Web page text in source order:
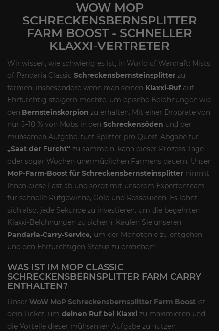
WOW MOP
SCHRECKENSBERNSPLITTER
FARM BOOST - SCHNELLER
KLAXXI-VERTRETER
Wir wissen, wie schwierig es ist, in World of Warcraft: Mists
of Pandaria Classic Schreckensbernsteinsplitter zu
farmen, insbesondere wenn man seinen Klaxxi-Rufauf
Ehrfürchtig steigern möchte, um epische Belohnungen wie
den Bernsteinskorpion zu erhalten. Mit einer Droprate von
nur 5–10 % von Mobs in den Schreckensöden und der
mühsamen Aufgabe, fünf Splitter pro Quest-Abgabe für
„Saat der Furcht“ zu sammeln, kann dieser Prozess Tage
oder sogar Wochen unermüdlichen Farmens dauern. Unser
MoP-Farm-Boost für Schreckensbernsteinsplitter nimmt
Ihnen diese Last ab und sorgt mit unserem Expertenteam
für schnelle Rufgewinne, Gold und Ressourcen. Es lohnt
sich also, jede Sekunde zu investieren, um die begehrten
Klaxxi-Belohnungen zu sichern. Kaufen Sie unseren
Pandaria-Carry-Service, um der Monotonie zu entgehen
und den Ehrfürchtigen-Status zu erreichen!
WAS IST IM MOP CLASSIC
SCHRECKENSBERNSPLITTER FARM CARRY
ENTHALTEN?
Unser WoW MoP Schreckensbernsplitter Farm Boost ist
dein Ticket, um deinen Ruf bei Klaxxi zu maximieren und
die Vorteile dieser mühsamen Aufgabe zu nutzen.